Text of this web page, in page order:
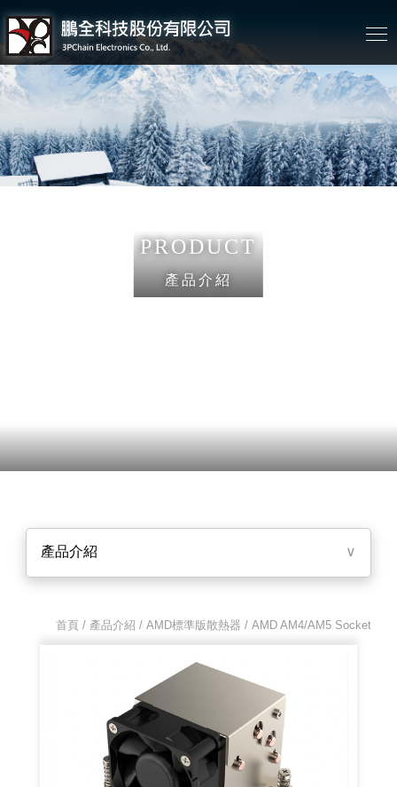
PRODUCT
產品介紹
產品介紹 ∨
首頁 / 產品介紹 / AMD標準版散熱器 / AMD AM4/AM5 Socket